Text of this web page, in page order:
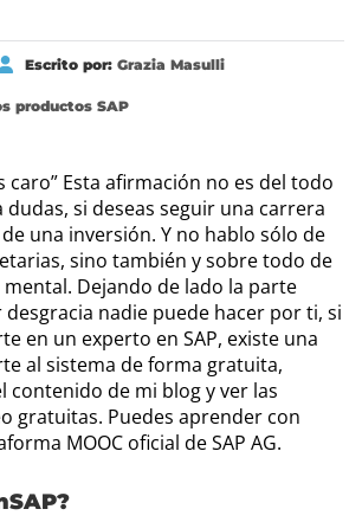
Escrito por: Grazia Masulli
productos SAP
caro” Esta afirmación no es del todo
dudas, si deseas seguir una carrera
una inversión. Y no hablo sólo de
sino también y sobre todo de
Dejando de lado la parte
nadie puede hacer por ti, si
en un experto en SAP, existe una
al sistema de forma gratuita,
contenido de mi blog y ver las
gratuitas. Puedes aprender con
MOOC oficial de SAP AG.